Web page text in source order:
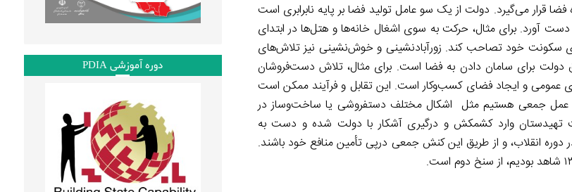
قرار می‌گیرد. دولت از یک سو عامل تولید فضا بر پایه نابرابری است
برای مثال، حرکت به سوی اشغال خانه‌ها و هتل‌ها در ابتدای
سکونت خود تصاحب کند. زورآبادنشینی و خوش‌نشینی نیز تلاش‌های
برای سامان دادن به فضا است. برای مثال، تلاش دست‌فروشان
عمومی و ایجاد فضای کسب‌وکار است. این تقابل و فرآیند ممکن است
عمل جمعی هستیم مثل اشکال مختلف دستفروشی یا ساخت‌وساز در
تهیدستان وارد کشمکش و درگیری آشکار با دولت شده و دست به
انقلاب، و از طریق این کنش جمعی درپی تأمین منافع خود باشند.
دوره آموزشی PDIA